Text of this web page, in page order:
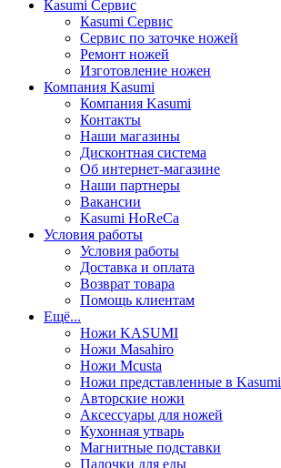
Кasumi Сервис
Кasumi Сервис
Сервис по заточке ножей
Ремонт ножей
Изготовление ножен
Компания Kasumi
Компания Kasumi
Контакты
Наши магазины
Дисконтная система
Об интернет-магазине
Наши партнеры
Вакансии
Kasumi HoReCa
Условия работы
Условия работы
Доставка и оплата
Возврат товара
Помощь клиентам
Ещё...
Ножи KASUMI
Ножи Masahiro
Ножи Mcusta
Ножи представленные в Kasumi
Авторские ножи
Аксессуары для ножей
Кухонная утварь
Магнитные подставки
Палочки для еды